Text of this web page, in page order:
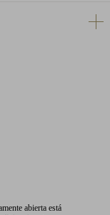
abierta está